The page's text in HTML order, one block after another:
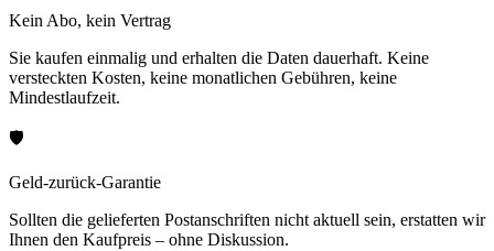
Kein Abo, kein Vertrag
Sie kaufen einmalig und erhalten die Daten dauerhaft. Keine
versteckten Kosten, keine monatlichen Gebühren, keine
Mindestlaufzeit.
🛡️
Geld-zurück-Garantie
Sollten die gelieferten Postanschriften nicht aktuell sein, erstatten wir
Ihnen den Kaufpreis – ohne Diskussion.